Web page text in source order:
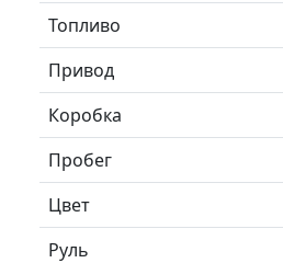
Топливо
Привод
Коробка
Пробег
Цвет
Руль